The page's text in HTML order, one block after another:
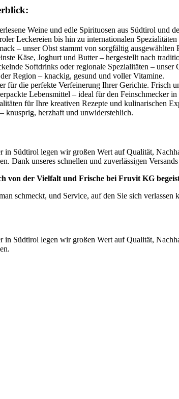
Weine und edle Spirituosen aus Südtirol und
Leckereien bis hin zu internationalen
– unser Obst stammt von sorgfältig ausgewählten
Käse, Joghurt und Butter – hergestellt nach
Softdrinks oder regionale Spezialitäten –
Region – knackig, gesund und voller Vitamine.
für die perfekte Verfeinerung Ihrer Gerichte. Frisch
Lebensmittel – ideal für den Feinschmecker in
für Ihre kreativen Rezepte und kulinarischen
knusprig, herzhaft und unwiderstehlich.
in Südtirol legen wir großen Wert auf Qualität,
Dank unseres schnellen und zuverlässigen
von der Vielfalt und Frische bei Fruvit KG
schmeckt, und Service, auf den Sie sich
in Südtirol legen wir großen Wert auf Qualität,